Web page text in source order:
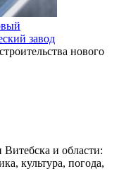
завод
нового
Витебска и области:
культура, погода,